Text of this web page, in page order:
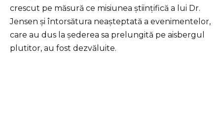
crescut pe măsură ce misiunea științifică a lui Dr.
Jensen și întorsătura neașteptată a evenimentelor,
care au dus la șederea sa prelungită pe aisbergul
plutitor, au fost dezvăluite.